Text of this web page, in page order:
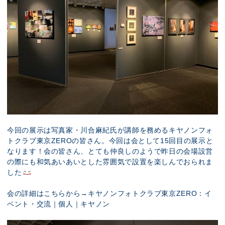
今回の展示は写真家・川合麻紀氏が講師を務めるキヤノンフォ
トクラブ東京ZEROの皆さん。今回は会として15回目の展示と
なります！会の皆さん、とても仲良しのようで昨日の会場設営
の際にも和気あいあいとした雰囲気で設置を楽しんでおられま
した
会の詳細はこちらから→ キヤノンフォトクラブ東京ZERO：イ
ベント・交流｜個人｜キヤノン